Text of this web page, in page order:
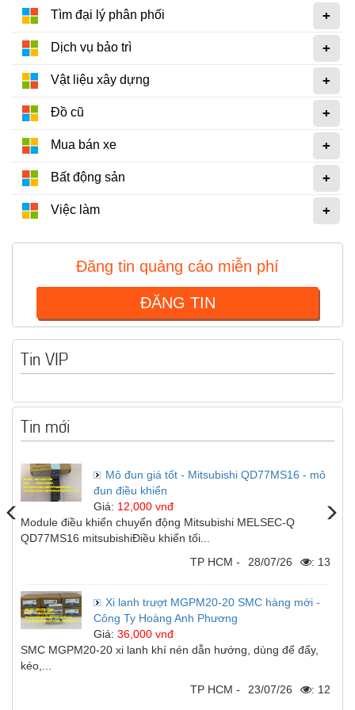
Tìm đại lý phân phối
Tìm đại lý phân phối
Dịch vụ bảo trì
Dịch vụ bảo trì thiết bị
Dịch vụ bảo trì thiết bị
Vật liệu xây dựng
Vật liệu xây dựng
Đồ cũ
Đồ cũ
+
Tìm đại lý phân phối
+
Dịch vụ bảo trì
+
Vật liệu xây dựng
+
Đồ cũ
+
Mua bán xe
+
Bất động sản
+
Việc làm
Đăng tin quảng cáo miễn phí
ĐĂNG TIN
Tin VIP
Tin mới
Mô đun giá tốt - Mitsubishi QD77MS16 - mô
đun điều khiển
Giá: 12,000 vnđ
Module điều khiển chuyển động Mitsubishi MELSEC-Q
QD77MS16 mitsubishiĐiều khiển tối...
TP HCM -
28/07/26 : 13
Xi lanh trượt MGPM20-20 SMC hàng mới -
Công Ty Hoàng Anh Phương
Giá: 36,000 vnđ
SMC MGPM20-20 xi lanh khí nén dẫn hướng, dùng để đẩy,
kéo,...
TP HCM -
23/07/26 : 12